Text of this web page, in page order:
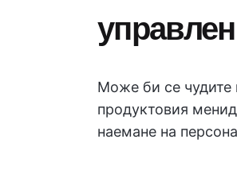
Може би се чудите
продуктовия
наемане на